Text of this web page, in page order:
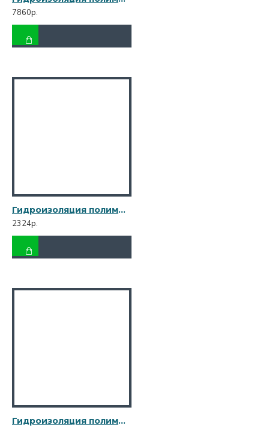
7860р.
Гидроизоляция полимерная Plitonit WaterProof Premium 2,5 кг
2324р.
Гидроизоляция полимерная Vetonit Weber.tec 822 розовая 8 кг